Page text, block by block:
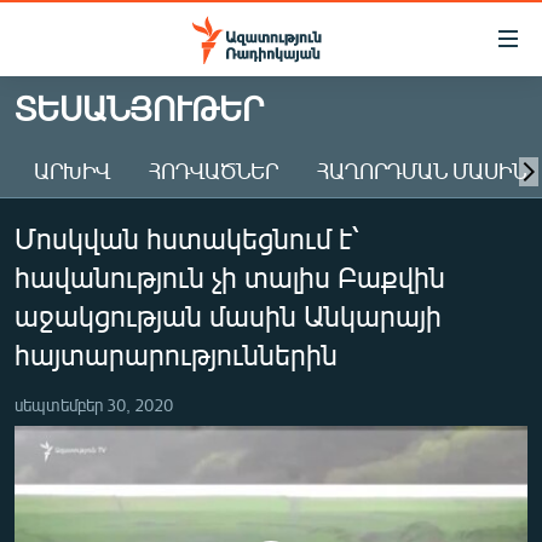
Մատչելիության
Անցնել
հիմնական
Անցնել
հիմնական
մենյուին
Որոնում
ԱԶԱՏՈՒԹՅՈՒՆ TV
ՀԱՅԱՍՏԱՆ
ԸՆՏՐՈՒԹՅՈՒՆՆԵՐ 2026
ԻՐԱՎՈՒՆՔ
ՀԱՍԱՐԱԿՈՒԹՅՈՒՆ
ՂԱՐԱԲԱՂ
ՏԱՐԱԾԱՇՐՋԱՆ
ՏԵՍԱՆՅՈՒԹԵՐ
ԱՐԽԻՎ ՀՈԴՎԱԾՆԵՐ ՀԱՂՈՐԴՄԱՆ ՄԱՍԻՆ
Մոսկվան հստակեցնում է՝
հավանություն չի տալիս Բաքվին
աջակցության մասին Անկարայի
հայտարարություններին
սեպտեմբեր 30, 2020